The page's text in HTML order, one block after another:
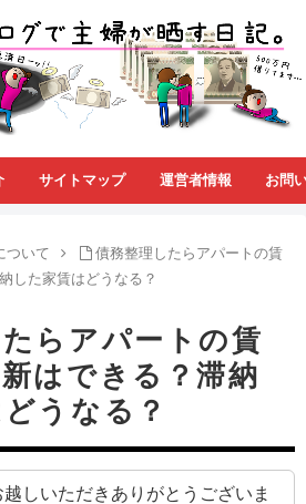
サイトマップ 運営者情報 お問
ついて
債務整理したらアパートの賃
した家賃はどうなる？
らアパートの賃
はできる？滞納
うなる？
しいただきありがとうございま